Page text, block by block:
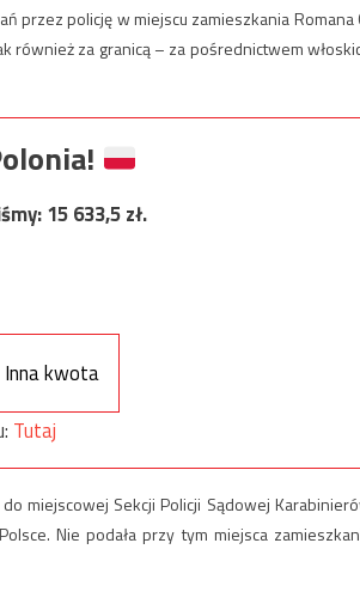
przez policję w miejscu zamieszkania Romana
również za granicą – za pośrednictwem
15 633,5zł.
Inna kwota
Tutaj
miejscowej Sekcji Policji Sądowej
Nie podała przy tym miejsca